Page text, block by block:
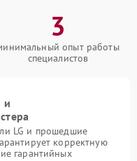
3
опыт работы
специалистов
и
LG и прошедшие
корректную
гарантийных